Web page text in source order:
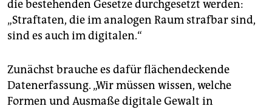
die be­stehenden Gesetze durchgesetzt werden:
„Straftaten, die im analogen Raum strafbar sind,
sind es auch im digitalen.“
Zunächst brauche es dafür flächendeckende
Datenerfassung. „Wir müssen wissen, welche
Formen und Ausmaße digitale Gewalt in